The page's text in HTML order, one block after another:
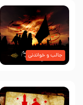
جالب و خواندنی